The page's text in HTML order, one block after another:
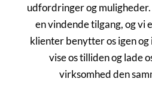
udfordringer og
en vindende tilgang, og vi
klienter benytter os igen og
vise os tilliden og lade
virksomhed den
Cathrine Tams→
Senior Research Consultant
cat@compasshrg.com
+45 41 19 51 85